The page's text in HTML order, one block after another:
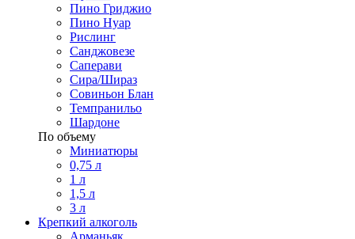
Пино Гриджио
Пино Нуар
Рислинг
Санджовезе
Саперави
Сира/Шираз
Совиньон Блан
Темпранильо
Шардоне
По объему
Миниатюры
0,75 л
1 л
1,5 л
3 л
Крепкий алкоголь
Арманьяк